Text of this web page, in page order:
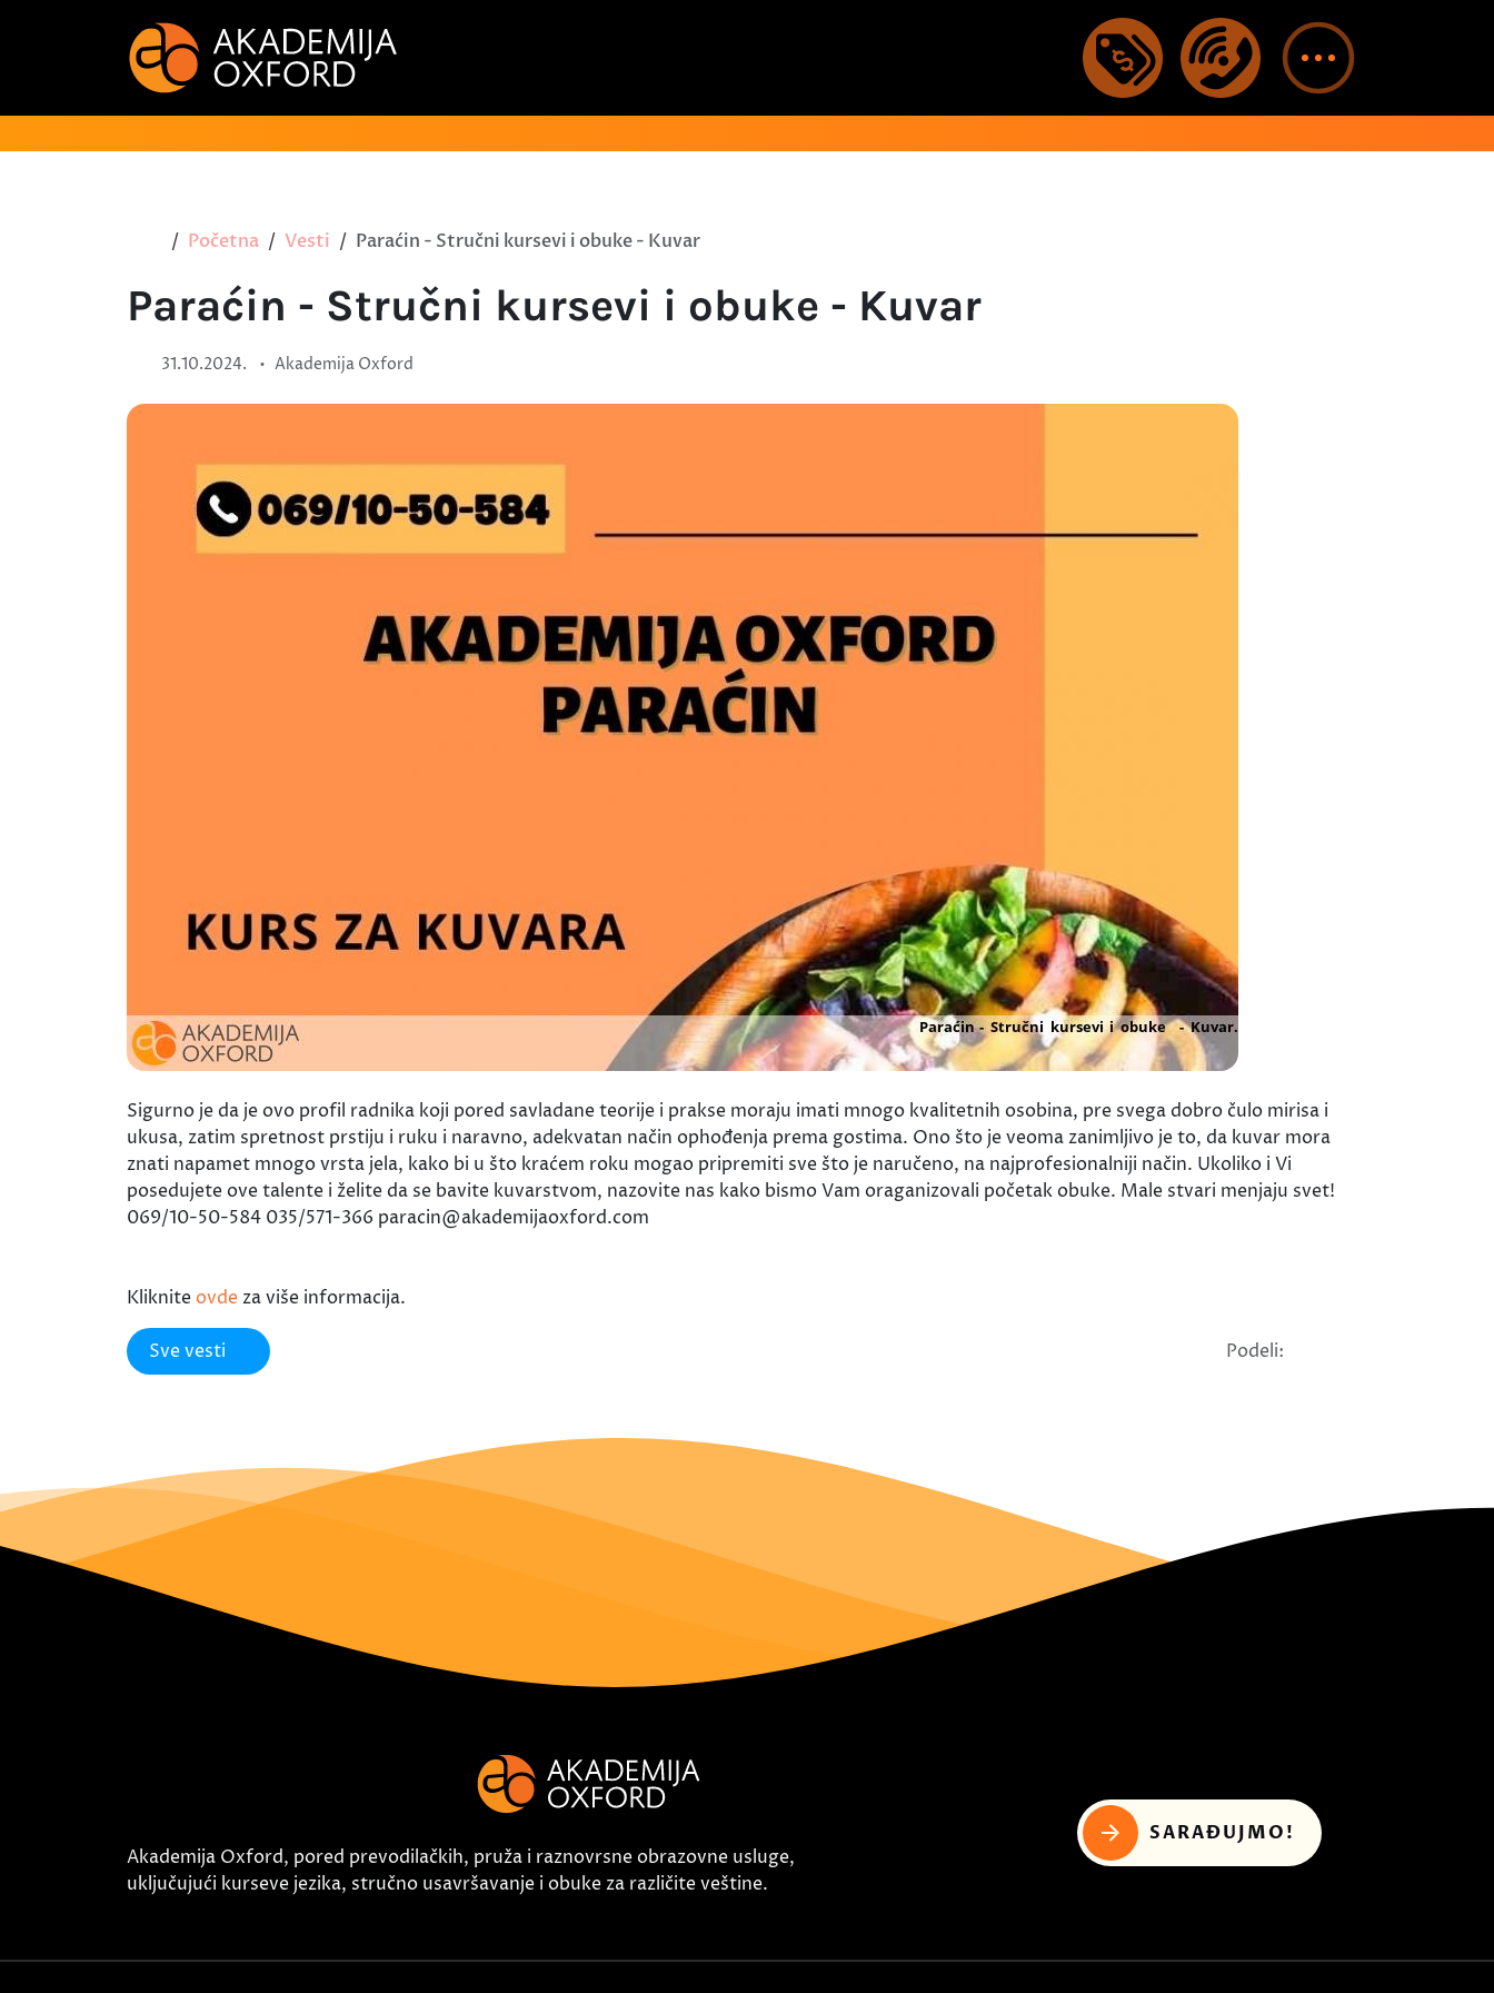
Početna Vesti Paraćin - Stručni kursevi i obuke - Kuvar
Paraćin - Stručni kursevi i obuke - Kuvar
31.10.2024. • Akademija Oxford
Sigurno je da je ovo profil radnika koji pored savladane teorije i prakse moraju imati mnogo kvalitetnih osobina, pre svega dobro čulo mirisa i
ukusa, zatim spretnost prstiju i ruku i naravno, adekvatan način ophođenja prema gostima. Ono što je veoma zanimljivo je to, da kuvar mora
znati napamet mnogo vrsta jela, kako bi u što kraćem roku mogao pripremiti sve što je naručeno, na najprofesionalniji način. Ukoliko i Vi
posedujete ove talente i želite da se bavite kuvarstvom, nazovite nas kako bismo Vam oraganizovali početak obuke. Male stvari menjaju svet!
069/10-50-584 035/571-366 paracin@akademijaoxford.com
Kliknite ovde za više informacija.
Sve vesti Podeli:
Akademija Oxford, pored prevodilačkih, pruža i raznovrsne obrazovne usluge,
uključujući kurseve jezika, stručno usavršavanje i obuke za različite veštine.
SARAĐUJMO!